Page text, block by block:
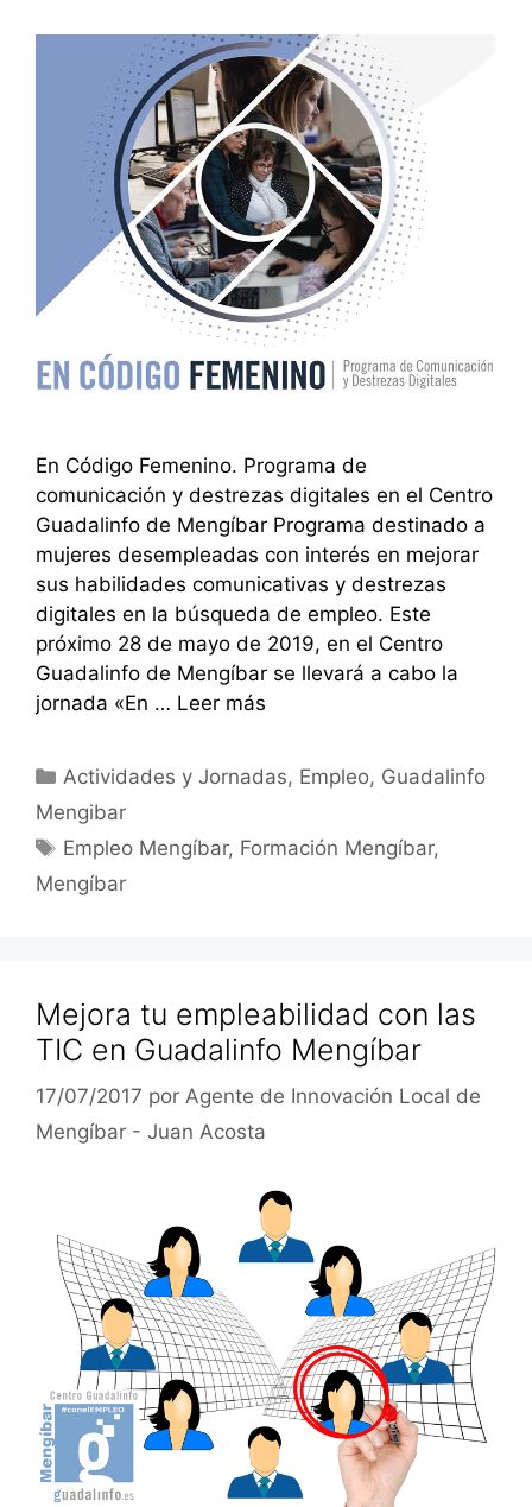
En Código Femenino. Programa de
comunicación y destrezas digitales en el Centro
Guadalinfo de Mengíbar Programa destinado a
mujeres desempleadas con interés en mejorar
sus habilidades comunicativas y destrezas
digitales en la búsqueda de empleo. Este
próximo 28 de mayo de 2019, en el Centro
Guadalinfo de Mengíbar se llevará a cabo la
jornada «En … Leer más
Categorías
Actividades y Jornadas, Empleo, Guadalinfo
Mengibar
Etiquetas
Empleo Mengíbar, Formación Mengíbar,
Mengíbar
Mejora tu empleabilidad con las
TIC en Guadalinfo Mengíbar
17/07/2017 por Agente de Innovación Local de
Mengíbar - Juan Acosta